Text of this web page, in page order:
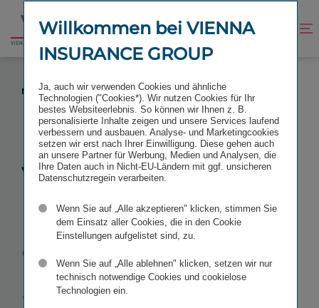
Inhalt
springen
Fußzeile
springen
Zur
Startseite
Kontrast
VIENNA INSURANCE GROUP ABERMALS IM
NACHHALTIGKEITSINDEX VÖNIX GELISTET
Vienna
Insurance
Group
abermals im
Willkommen bei VIENNA
INSURANCE GROUP
Ja, auch wir verwenden Cookies und ähnliche
Technologien ("Cookies*). Wir nutzen Cookies für Ihr
bestes Websiteerlebnis. So können wir Ihnen z. B.
personalisierte Inhalte zeigen und unsere Services laufend
verbessern und ausbauen. Analyse- und Marketingcookies
setzen wir erst nach Ihrer Einwilligung. Diese gehen auch
an unsere Partner für Werbung, Medien und Analysen, die
Ihre Daten auch in Nicht-EU-Ländern mit ggf. unsicheren
Datenschutzregein verarbeiten.
Wenn Sie auf „Alle akzeptieren" klicken, stimmen Sie
dem Einsatz aller Cookies, die in den Cookie
Einstellungen aufgelistet sind, zu.
Wenn Sie auf „Alle ablehnen" klicken, setzen wir nur
technisch notwendige Cookies und cookielose
Technologien ein.